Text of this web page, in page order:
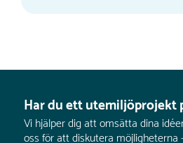
Har du ett utemiljöprojekt
Vi hjälper dig att omsätta dina
oss för att diskutera möjligheterna